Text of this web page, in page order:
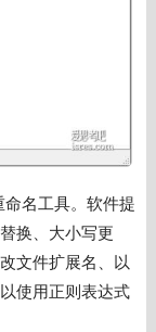
名工具。软件提
换、大小写更
文件扩展名、以
使用正则表达式